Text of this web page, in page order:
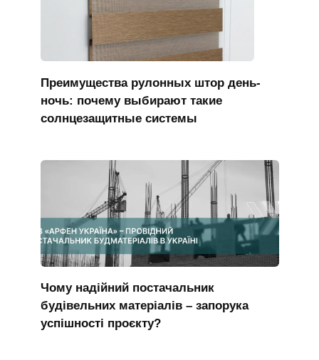
Преимущества рулонных штор день-
ночь: почему выбирают такие
солнцезащитные системы
Чому надійний постачальник
будівельних матеріалів – запорука
успішності проєкту?